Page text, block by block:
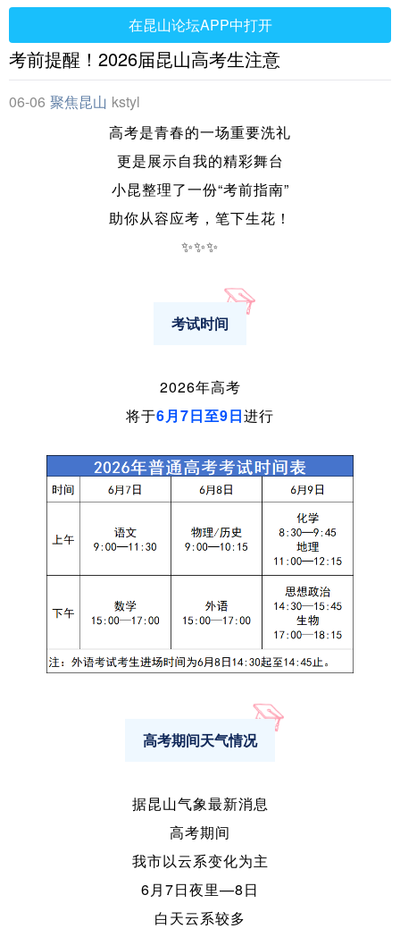
在昆山论坛APP中打开
考前提醒！2026届昆山高考生注意
06-06 聚焦昆山 kstyl
高考是青春的一场重要洗礼
更是展示自我的精彩舞台
小昆整理了一份“考前指南”
助你从容应考，笔下生花！
✨✨✨
考试时间
2026年高考
将于6月7日至9日进行
高考期间天气情况
据昆山气象最新消息
高考期间
我市以云系变化为主
6月7日夜里—8日
白天云系较多